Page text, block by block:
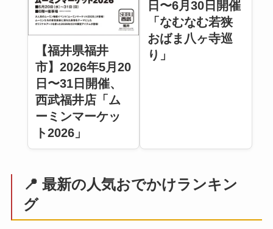
【福井県福井
市】2026年5月20
日〜31日開催、
西武福井店「ム
ーミンマーケッ
ト2026」
日〜6月30日開催
「なむなむ若狭
おばま八ヶ寺巡
り」
📍 最新の人気おでかけランキン
グ